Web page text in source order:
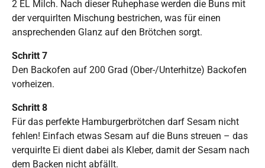
2 EL Milch. Nach dieser Ruhephase werden die Buns mit
der verquirlten Mischung bestrichen, was für einen
ansprechenden Glanz auf den Brötchen sorgt.
Schritt 7
Den Backofen auf 200 Grad (Ober-/Unterhitze) Backofen
vorheizen.
Schritt 8
Für das perfekte Hamburgerbrötchen darf Sesam nicht
fehlen! Einfach etwas Sesam auf die Buns streuen – das
verquirlte Ei dient dabei als Kleber, damit der Sesam nach
dem Backen nicht abfällt.